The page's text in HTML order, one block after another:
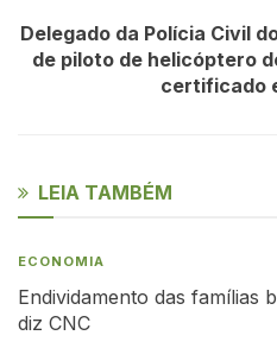
Delegado da Polícia Civil
de piloto de helicóptero
certificado
LEIA TAMBÉM
ECONOMIA
Endividamento das famílias
diz CNC